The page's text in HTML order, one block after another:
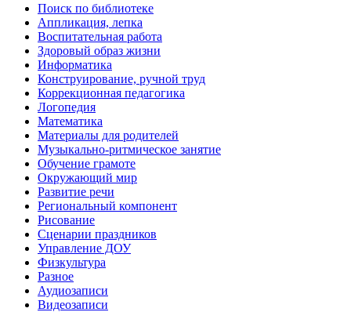
Поиск по библиотеке
Аппликация, лепка
Воспитательная работа
Здоровый образ жизни
Информатика
Конструирование, ручной труд
Коррекционная педагогика
Логопедия
Математика
Материалы для родителей
Музыкально-ритмическое занятие
Обучение грамоте
Окружающий мир
Развитие речи
Региональный компонент
Рисование
Сценарии праздников
Управление ДОУ
Физкультура
Разное
Аудиозаписи
Видеозаписи